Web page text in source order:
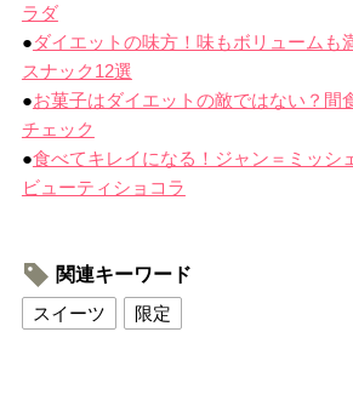
ラダ
●ダイエットの味方！味もボリュームも
スナック12選
●お菓子はダイエットの敵ではない？間
チェック
●食べてキレイになる！ジャン＝ミッシ
ビューティショコラ
関連キーワード
スイーツ
限定